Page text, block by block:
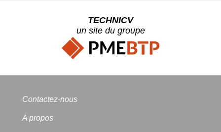
TECHNICV
un site du groupe
Contactez-nous
A propos